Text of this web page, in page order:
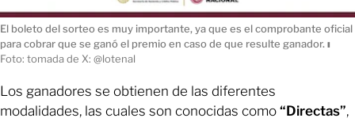
El boleto del sorteo es muy importante, ya que es el comprobante oficial
para cobrar que se ganó el premio en caso de que resulte ganador.ı
Foto: tomada de X: @lotenal
Los ganadores se obtienen de las diferentes
modalidades, las cuales son conocidas como “Directas”,